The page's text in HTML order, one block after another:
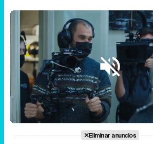
Unmute
Loaded
94.48%
Eliminar anuncios